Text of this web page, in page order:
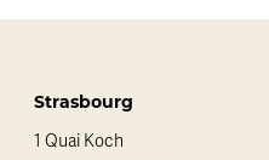
Strasbourg
1 Quai Koch